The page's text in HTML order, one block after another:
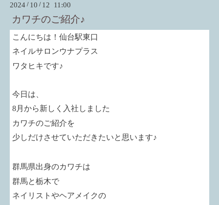
2024 / 10 / 12 11:00
カワチのご紹介♪
こんにちは！仙台駅東口
ネイルサロンウナプラス
ワタヒキです♪
今日は、
8月から新しく入社しました
カワチのご紹介を
少しだけさせていただきたいと思います♪
群馬県出身のカワチは
群馬と栃木で
ネイリストやヘアメイクの